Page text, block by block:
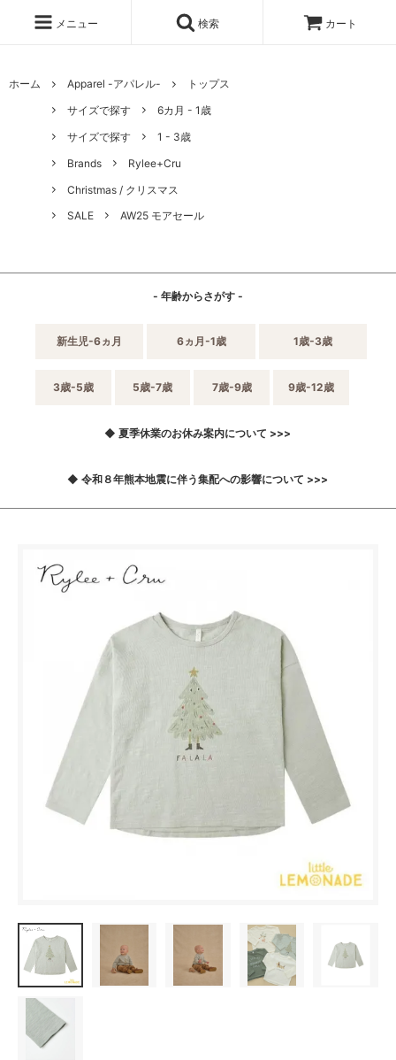
メニュー 検索 カート
ホーム Apparel -アパレル-
トップス
サイズで探す
6カ月 - 1歳
サイズで探す
1 - 3歳
Brands
Rylee+Cru
Christmas / クリスマス
SALE
AW25 モアセール
- 年齢からさがす -
新生児-6ヵ月 6ヵ月-1歳 1歳-3歳
3歳-5歳 5歳-7歳 7歳-9歳 9歳-12歳
◆ 夏季休業のお休み案内について >>>
◆ 令和８年熊本地震に伴う集配への影響について >>>